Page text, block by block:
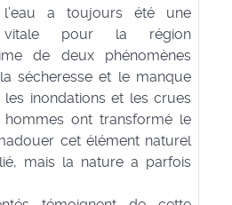
a toujours été une
vitale pour la région
de deux phénomènes
sécheresse et le manque
les inondations et les crues
hommes ont transformé le
cet élément naturel
mais la nature a parfois